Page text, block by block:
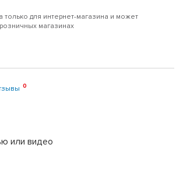
только для интернет-магазина и может
магазинах
или видео